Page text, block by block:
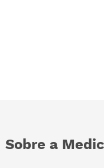
Sobre a